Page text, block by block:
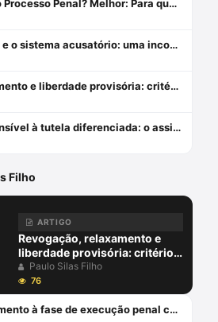
APENAS O DIREITO.
Qual a finalidade do Processo Penal? Melhor: Para que serve o Processo Penal?
O artigo 385 do cpp e o sistema acusatório: uma incompatiblidade com a constituição federal
Revogação, relaxamento e liberdade provisória: critérios de diferenciação das medidas que afastam a prisão cautelar
Da indiferença insensível à tutela diferenciada: o assistido defensorial e o cumprimento de sentença – esperanças da cidadania no ncpc
Filho
ARTIGO
Revogação, relaxamento e
liberdade provisória: critérios
de diferenciação das medidas
que afastam a prisão cautelar
Paulo Silas Filho
76
Da fase de conhecimento à fase de execução penal com Paulo Silas Filho